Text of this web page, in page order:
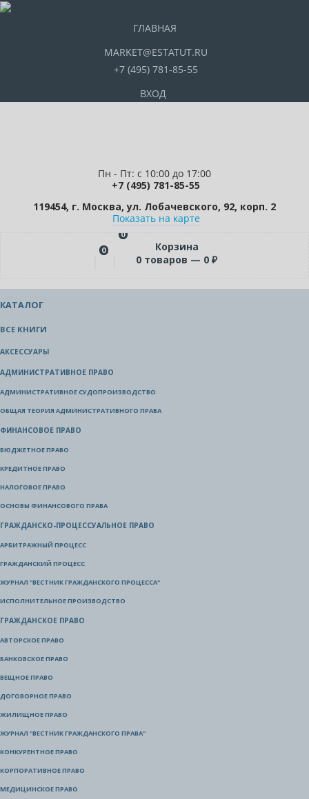
ГЛАВНАЯ
MARKET@ESTATUT.RU
+7 (495) 781-85-55
ВХОД
Пн - Пт: с 10:00 до 17:00
+7 (495) 781-85-55
119454, г. Москва, ул. Лобачевского, 92, корп. 2
Показать на карте
0
0
Корзина
0 товаров — 0 ₽
КАТАЛОГ
ВСЕ КНИГИ
АКСЕССУАРЫ
АДМИНИСТРАТИВНОЕ ПРАВО
АДМИНИСТРАТИВНОЕ СУДОПРОИЗВОДСТВО
ОБЩАЯ ТЕОРИЯ АДМИНИСТРАТИВНОГО ПРАВА
ФИНАНСОВОЕ ПРАВО
БЮДЖЕТНОЕ ПРАВО
КРЕДИТНОЕ ПРАВО
НАЛОГОВОЕ ПРАВО
ОСНОВЫ ФИНАНСОВОГО ПРАВА
ГРАЖДАНСКО-ПРОЦЕССУАЛЬНОЕ ПРАВО
АРБИТРАЖНЫЙ ПРОЦЕСС
ГРАЖДАНСКИЙ ПРОЦЕСС
ЖУРНАЛ "ВЕСТНИК ГРАЖДАНСКОГО ПРОЦЕССА"
ИСПОЛНИТЕЛЬНОЕ ПРОИЗВОДСТВО
ГРАЖДАНСКОЕ ПРАВО
АВТОРСКОЕ ПРАВО
БАНКОВСКОЕ ПРАВО
ВЕЩНОЕ ПРАВО
ДОГОВОРНОЕ ПРАВО
ЖИЛИЩНОЕ ПРАВО
ЖУРНАЛ "ВЕСТНИК ГРАЖДАНСКОГО ПРАВА"
КОНКУРЕНТНОЕ ПРАВО
КОРПОРАТИВНОЕ ПРАВО
МЕДИЦИНСКОЕ ПРАВО